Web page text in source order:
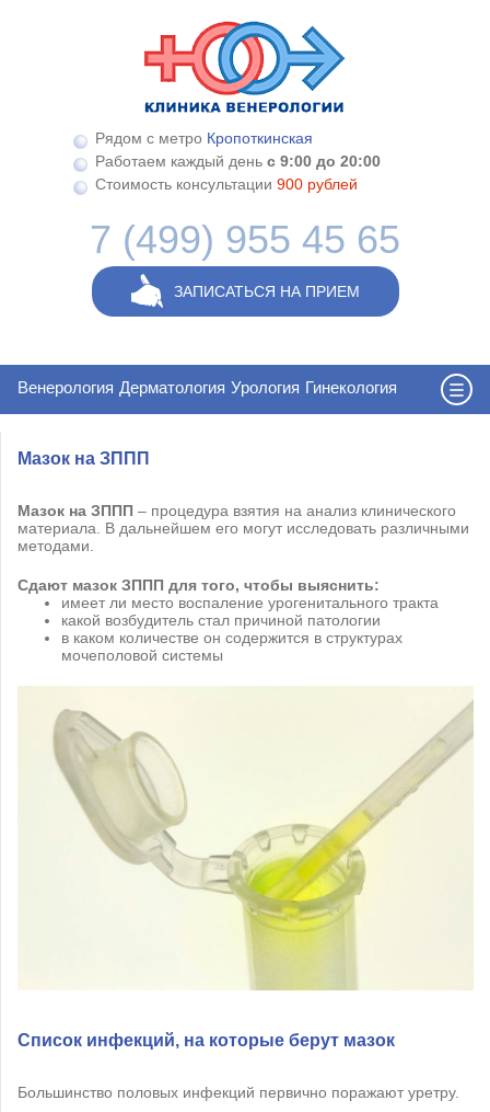
Рядом с метро Кропоткинская
Работаем каждый день с 9:00 до 20:00
Стоимость консультации 900 рублей
7 (499) 955 45 65
ЗАПИСАТЬСЯ НА ПРИЕМ
Венерология Дерматология Урология Гинекология
Мазок на ЗППП
Мазок на ЗППП – процедура взятия на анализ клинического
материала. В дальнейшем его могут исследовать различными
методами.
Сдают мазок ЗППП для того, чтобы выяснить:
имеет ли место воспаление урогенитального тракта
какой возбудитель стал причиной патологии
в каком количестве он содержится в структурах
мочеполовой системы
Список инфекций, на которые берут мазок
Большинство половых инфекций первично поражают уретру.